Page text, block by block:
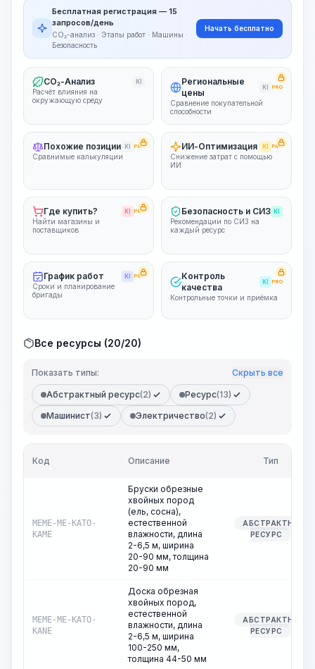
~15-30 Sek.
Бесплатная регистрация — 15
запросов/день
CO₂-анализ · Этапы работ · Машины ·
Безопасность
Начать бесплатно
CO₂-Анализ KI
Расчёт влияния на
окружающую среду
Региональные
цены
KI PRO
Сравнение покупательной
способности
Похожие позиции KI PRO
Сравнимые калькуляции
ИИ-Оптимизация KI PRO
Снижение затрат с помощью
ИИ
Где купить? KI PRO
Найти магазины и
поставщиков
Безопасность и СИЗ KI
Рекомендации по СИЗ на
каждый ресурс
График работ KI PRO
Сроки и планирование
бригады
Контроль
качества
KI PRO
Контрольные точки и приёмка
Все ресурсы (20/20)
Показать типы: Скрыть все
Абстрактный ресурс(2) Ресурс(13)
Машинист(3) Электричество(2)
Код Описание Тип
MEME-ME-KATO-
KAME
Бруски обрезные
хвойных пород
(ель, сосна),
естественной
влажности, длина
2-6,5 м, ширина
20-90 мм, толщина
20-90 мм
АБСТРАКТНЫЙ
РЕСУРС
MEME-ME-KATO-
KANE
Доска обрезная
хвойных пород,
естественной
влажности, длина
2-6,5 м, ширина
100-250 мм,
толщина 44-50 мм
АБСТРАКТНЫЙ
РЕСУРС